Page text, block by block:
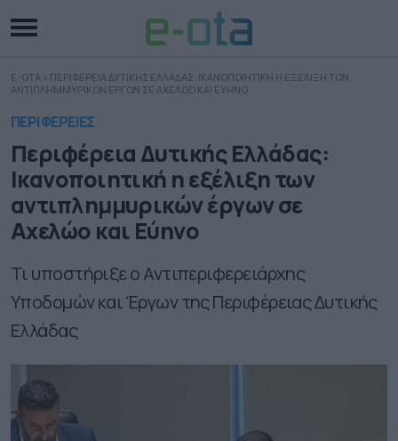
E-OTA » ΠΕΡΙΦΕΡΕΙΑ ΔΥΤΙΚΗΣ ΕΛΛΑΔΑΣ: ΙΚΑΝΟΠΟΙΗΤΙΚΗ Η ΕΞΕΛΙΞΗ ΤΩΝ
ΑΝΤΙΠΛΗΜΜΥΡΙΚΩΝ ΕΡΓΩΝ ΣΕ ΑΧΕΛΩΟ ΚΑΙ ΕΥΗΝΟ
ΠΕΡΙΦΕΡΕΙΕΣ
Περιφέρεια Δυτικής Ελλάδας:
Ικανοποιητική η εξέλιξη των
αντιπλημμυρικών έργων σε
Αχελώο και Εύηνο
Τι υποστήριξε ο Αντιπεριφερειάρχης
Υποδομών και Έργων της Περιφέρειας Δυτικής
Ελλάδας